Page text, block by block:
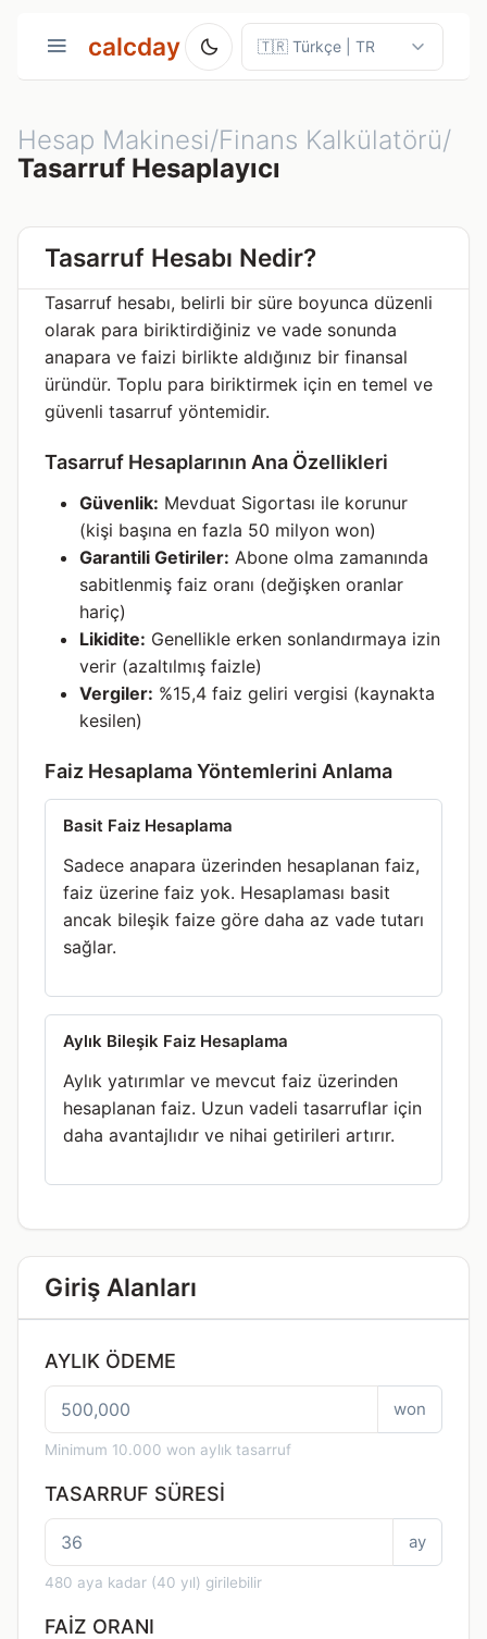
calcday
Hesap Makinesi/Finans Kalkülatörü/
Tasarruf Hesaplayıcı
Tasarruf Hesabı Nedir?
Tasarruf hesabı, belirli bir süre boyunca düzenli
olarak para biriktirdiğiniz ve vade sonunda
anapara ve faizi birlikte aldığınız bir finansal
üründür. Toplu para biriktirmek için en temel ve
güvenli tasarruf yöntemidir.
Tasarruf Hesaplarının Ana Özellikleri
Güvenlik: Mevduat Sigortası ile korunur
(kişi başına en fazla 50 milyon won)
Garantili Getiriler: Abone olma zamanında
sabitlenmiş faiz oranı (değişken oranlar
hariç)
Likidite: Genellikle erken sonlandırmaya izin
verir (azaltılmış faizle)
Vergiler: %15,4 faiz geliri vergisi (kaynakta
kesilen)
Faiz Hesaplama Yöntemlerini Anlama
Basit Faiz Hesaplama
Sadece anapara üzerinden hesaplanan faiz,
faiz üzerine faiz yok. Hesaplaması basit
ancak bileşik faize göre daha az vade tutarı
sağlar.
Aylık Bileşik Faiz Hesaplama
Aylık yatırımlar ve mevcut faiz üzerinden
hesaplanan faiz. Uzun vadeli tasarruflar için
daha avantajlıdır ve nihai getirileri artırır.
Giriş Alanları
AYLIK ÖDEME
won
Minimum 10.000 won aylık tasarruf
TASARRUF SÜRESI
ay
480 aya kadar (40 yıl) girilebilir
FAIZ ORANI